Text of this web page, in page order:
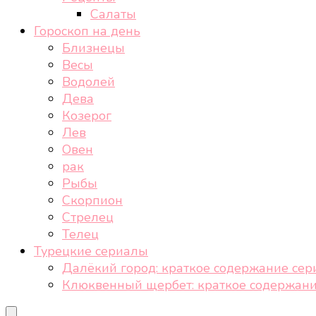
Салаты
Гороскоп на день
Близнецы
Весы
Водолей
Дева
Козерог
Лев
Овен
рак
Рыбы
Скорпион
Стрелец
Телец
Турецкие сериалы
Далёкий город: краткое содержание
Клюквенный щербет: краткое